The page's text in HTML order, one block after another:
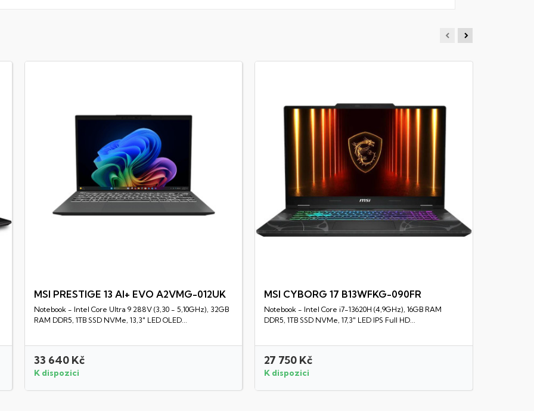
Rychlý náhled
MSI PRESTIGE 13 AI+ EVO A2VMG-012UK
Notebook - Intel Core Ultra 9 288V (3,30 - 5,10GHz), 32GB
RAM DDR5, 1TB SSD NVMe, 13,3" LED OLED...
33 640 Kč
K dispozici
Rychlý náhled
MSI CYBORG 17 B13WFKG-090FR
Notebook - Intel Core i7-13620H (4,9GHz), 16GB RAM
DDR5, 1TB SSD NVMe, 17,3" LED IPS Full HD...
27 750 Kč
K dispozici